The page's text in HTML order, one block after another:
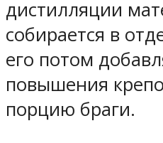
дистилляции
собирается в
его потом
повышения
порцию браги.